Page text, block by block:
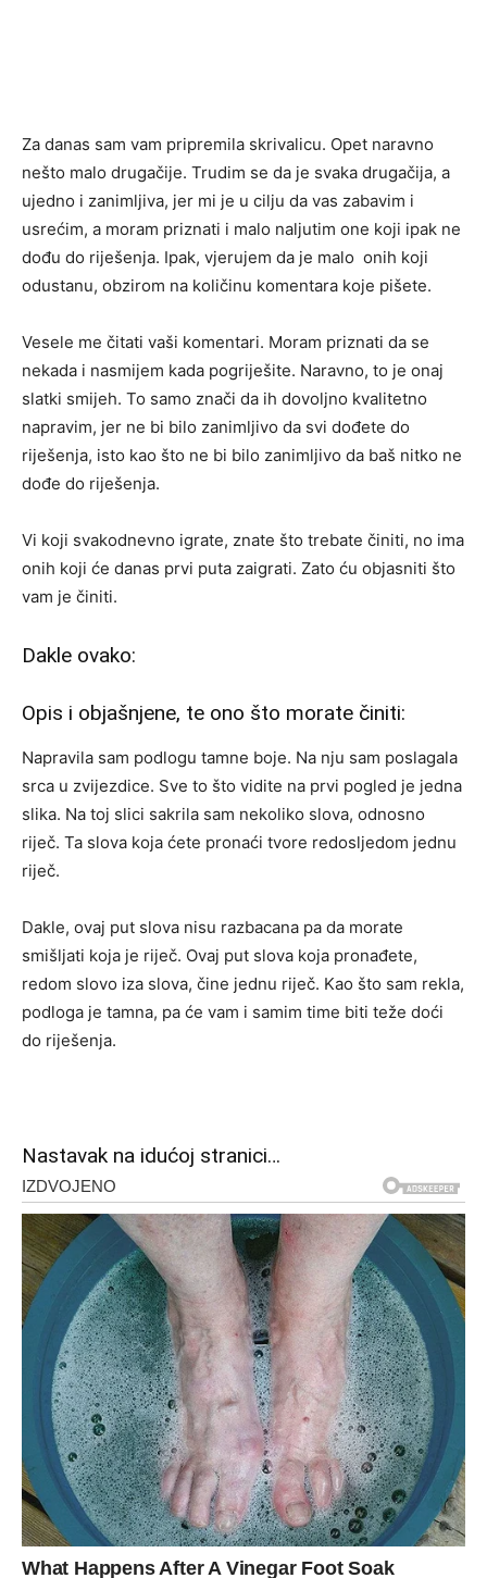
Za danas sam vam pripremila skrivalicu. Opet naravno
nešto malo drugačije. Trudim se da je svaka drugačija, a
ujedno i zanimljiva, jer mi je u cilju da vas zabavim i
usrećim, a moram priznati i malo naljutim one koji ipak ne
dođu do riješenja. Ipak, vjerujem da je malo onih koji
odustanu, obzirom na količinu komentara koje pišete.
Vesele me čitati vaši komentari. Moram priznati da se
nekada i nasmijem kada pogriješite. Naravno, to je onaj
slatki smijeh. To samo znači da ih dovoljno kvalitetno
napravim, jer ne bi bilo zanimljivo da svi dođete do
riješenja, isto kao što ne bi bilo zanimljivo da baš nitko ne
dođe do riješenja.
Vi koji svakodnevno igrate, znate što trebate činiti, no ima
onih koji će danas prvi puta zaigrati. Zato ću objasniti što
vam je činiti.
Dakle ovako:
Opis i objašnjene, te ono što morate činiti:
Napravila sam podlogu tamne boje. Na nju sam poslagala
srca u zvijezdice. Sve to što vidite na prvi pogled je jedna
slika. Na toj slici sakrila sam nekoliko slova, odnosno
riječ. Ta slova koja ćete pronaći tvore redosljedom jednu
riječ.
Dakle, ovaj put slova nisu razbacana pa da morate
smišljati koja je riječ. Ovaj put slova koja pronađete,
redom slovo iza slova, čine jednu riječ. Kao što sam rekla,
podloga je tamna, pa će vam i samim time biti teže doći
do riješenja.
Nastavak na idućoj stranici…